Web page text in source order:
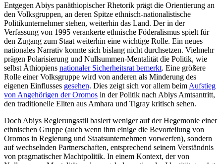
Entgegen Abiys panäthiopischer Rhetorik prägt die Orientierung an
den Volksgruppen, an deren Spitze ethnisch-nationalistische
Politikunternehmer stehen, weiterhin das Land. Der in der
Verfassung von 1995 ver­ankerte ethnische Föderalismus spielt für
den Zugang zum Staat weiterhin eine wich­tige Rolle. Ein neues
nationales Narrativ konnte sich bislang nicht durchsetzen. Vielmehr
prägen Polarisierung und Null­summen-Mentalität die Politik, wie
selbst Äthiopiens nationaler Sicherheitsrat be­merkt. Eine größere
Rolle einer Volks­gruppe wird von anderen als Minderung des
eigenen Einflusses gesehen. Dies zeigt sich vor allem beim Aufstieg
von Angehörigen der Oromos in der Politik nach Abiys Amtsantritt,
den traditionelle Eliten aus Amhara und Tigray kritisch sehen.
Doch Abiys Regierungsstil basiert weniger auf der Hegemonie einer
ethnischen Gruppe (auch wenn ihm einige die Bevorteilung von
Oromos in Regierung und Staatsunternehmen vorwerfen), sondern
auf wechselnden Partnerschaften, entsprechend seinem Verständnis
von pragmatischer Macht­politik. In einem Kontext, der von